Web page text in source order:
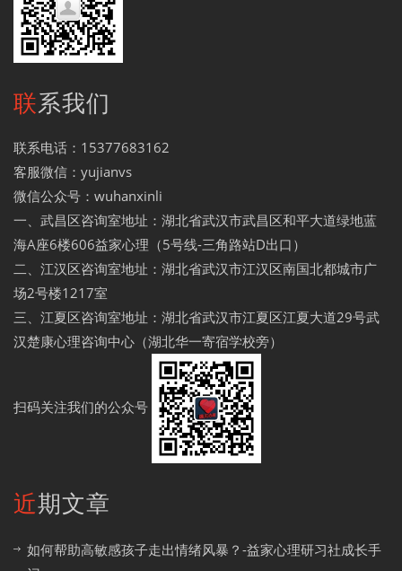
联系我们
联系电话：15377683162
客服微信：yujianvs
微信公众号：wuhanxinli
一、武昌区咨询室地址：湖北省武汉市武昌区和平大道绿地蓝
海A座6楼606益家心理（5号线-三角路站D出口）
二、江汉区咨询室地址：湖北省武汉市江汉区南国北都城市广
场2号楼1217室
三、江夏区咨询室地址：湖北省武汉市江夏区江夏大道29号武
汉楚康心理咨询中心（湖北华一寄宿学校旁）
扫码关注我们的公众号
近期文章
如何帮助高敏感孩子走出情绪风暴？-益家心理研习社成长手